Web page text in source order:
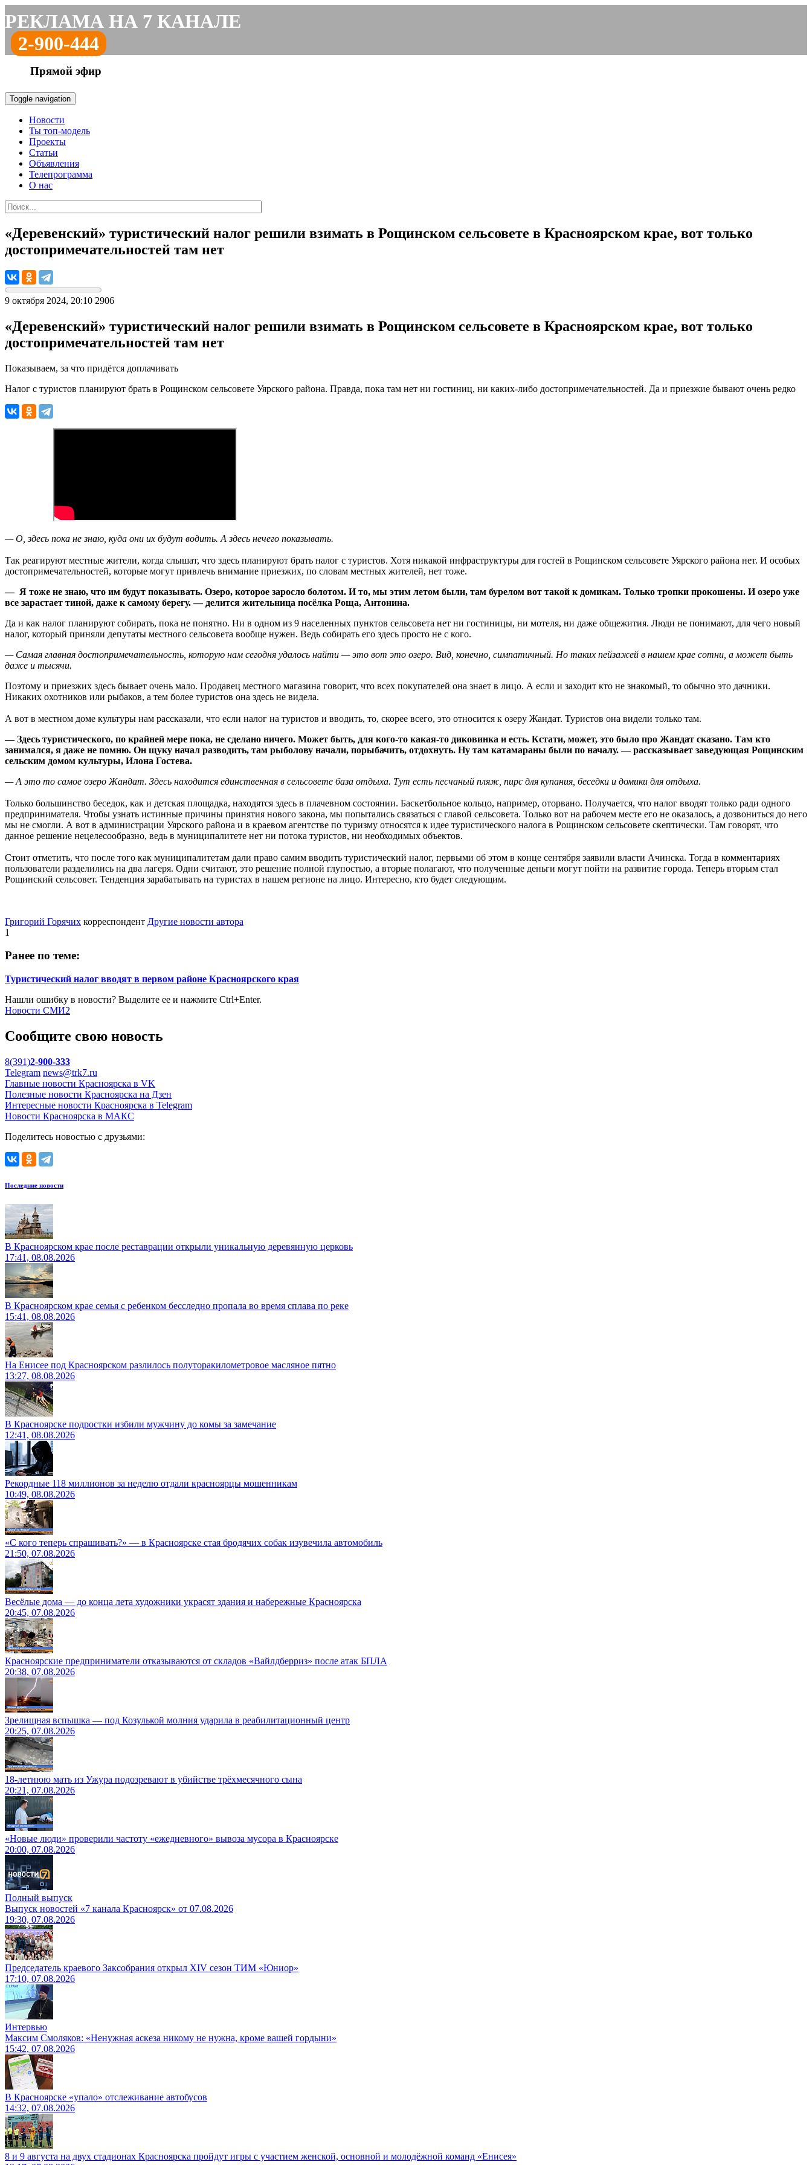
РЕКЛАМА НА 7 КАНАЛЕ
2-900-444
Прямой эфир
Toggle navigation
Новости
Ты топ-модель
Проекты
Статьи
Объявления
Телепрограмма
О нас
«Деревенский» туристический налог решили взимать в Рощинском сельсовете в Красноярском крае, вот только
достопримечательностей там нет
9 октября 2024, 20:10 2906
«Деревенский» туристический налог решили взимать в Рощинском сельсовете в Красноярском крае, вот только
достопримечательностей там нет
Показываем, за что придётся доплачивать
Налог с туристов планируют брать в Рощинском сельсовете Уярского района. Правда, пока там нет ни гостиниц, ни каких-либо достопримечательностей. Да и приезжие бывают очень редко
— О, здесь пока не знаю, куда они их будут водить. А здесь нечего показывать.
Так реагируют местные жители, когда слышат, что здесь планируют брать налог с туристов. Хотя никакой инфраструктуры для гостей в Рощинском сельсовете Уярского района нет. И особых
достопримечательностей, которые могут привлечь внимание приезжих, по словам местных жителей, нет тоже.
— Я тоже не знаю, что им будут показывать. Озеро, которое заросло болотом. И то, мы этим летом были, там бурелом вот такой к домикам. Только тропки прокошены. И озеро уже
все зарастает тиной, даже к самому берегу. — делится жительница посёлка Роща, Антонина.
Да и как налог планируют собирать, пока не понятно. Ни в одном из 9 населенных пунктов сельсовета нет ни гостиницы, ни мотеля, ни даже общежития. Люди не понимают, для чего новый
налог, который приняли депутаты местного сельсовета вообще нужен. Ведь собирать его здесь просто не с кого.
— Самая главная достопримечательность, которую нам сегодня удалось найти — это вот это озеро. Вид, конечно, симпатичный. Но таких пейзажей в нашем крае сотни, а может быть
даже и тысячи.
Поэтому и приезжих здесь бывает очень мало. Продавец местного магазина говорит, что всех покупателей она знает в лицо. А если и заходит кто не знакомый, то обычно это дачники.
Никаких охотников или рыбаков, а тем более туристов она здесь не видела.
А вот в местном доме культуры нам рассказали, что если налог на туристов и вводить, то, скорее всего, это относится к озеру Жандат. Туристов она видели только там.
— Здесь туристического, по крайней мере пока, не сделано ничего. Может быть, для кого-то какая-то диковинка и есть. Кстати, может, это было про Жандат сказано. Там кто
занимался, я даже не помню. Он щуку начал разводить, там рыболову начали, порыбачить, отдохнуть. Ну там катамараны были по началу. — рассказывает заведующая Рощинским
сельским домом культуры, Илона Гостева.
— А это то самое озеро Жандат. Здесь находится единственная в сельсовете база отдыха. Тут есть песчаный пляж, пирс для купания, беседки и домики для отдыха.
Только большинство беседок, как и детская площадка, находятся здесь в плачевном состоянии. Баскетбольное кольцо, например, оторвано. Получается, что налог вводят только ради одного
предпринимателя. Чтобы узнать истинные причины принятия нового закона, мы попытались связаться с главой сельсовета. Только вот на рабочем месте его не оказалось, а дозвониться до него
мы не смогли. А вот в администрации Уярского района и в краевом агентстве по туризму относятся к идее туристического налога в Рощинском сельсовете скептически. Там говорят, что
данное решение нецелесообразно, ведь в муниципалитете нет ни потока туристов, ни необходимых объектов.
Стоит отметить, что после того как муниципалитетам дали право самим вводить туристический налог, первыми об этом в конце сентября заявили власти Ачинска. Тогда в комментариях
пользователи разделились на два лагеря. Одни считают, это решение полной глупостью, а вторые полагают, что полученные деньги могут пойти на развитие города. Теперь вторым стал
Рощинский сельсовет. Тенденция зарабатывать на туристах в нашем регионе на лицо. Интересно, кто будет следующим.
Григорий Горячих корреспондент Другие новости автора
1
Ранее по теме:
Туристический налог вводят в первом районе Красноярского края
Нашли ошибку в новости? Выделите ее и нажмите Ctrl+Enter.
Новости СМИ2
Сообщите свою новость
8(391)2-900-333
Telegram news@trk7.ru
Главные новости Красноярска в VK
Полезные новости Красноярска на Дзен
Интересные новости Красноярска в Telegram
Новости Красноярска в МАКС
Поделитесь новостью с друзьями:
Последние новости
В Красноярском крае после реставрации открыли уникальную деревянную церковь
17:41, 08.08.2026
В Красноярском крае семья с ребенком бесследно пропала во время сплава по реке
15:41, 08.08.2026
На Енисее под Красноярском разлилось полуторакилометровое масляное пятно
13:27, 08.08.2026
В Красноярске подростки избили мужчину до комы за замечание
12:41, 08.08.2026
Рекордные 118 миллионов за неделю отдали красноярцы мошенникам
10:49, 08.08.2026
«С кого теперь спрашивать?» — в Красноярске стая бродячих собак изувечила автомобиль
21:50, 07.08.2026
Весёлые дома — до конца лета художники украсят здания и набережные Красноярска
20:45, 07.08.2026
Красноярские предприниматели отказываются от складов «Вайлдберриз» после атак БПЛА
20:38, 07.08.2026
Зрелищная вспышка — под Козулькой молния ударила в реабилитационный центр
20:25, 07.08.2026
18-летнюю мать из Ужура подозревают в убийстве трёхмесячного сына
20:21, 07.08.2026
«Новые люди» проверили частоту «ежедневного» вывоза мусора в Красноярске
20:00, 07.08.2026
Полный выпуск
Выпуск новостей «7 канала Красноярск» от 07.08.2026
19:30, 07.08.2026
Председатель краевого Заксобрания открыл XIV сезон ТИМ «Юниор»
17:10, 07.08.2026
Интервью
Максим Смоляков: «Ненужная аскеза никому не нужна, кроме вашей гордыни»
15:42, 07.08.2026
В Красноярске «упало» отслеживание автобусов
14:32, 07.08.2026
8 и 9 августа на двух стадионах Красноярска пройдут игры с участием женской, основной и молодёжной команд «Енисея»